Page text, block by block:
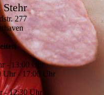
Stehr
277
- 13:00 Uhr
Uhr
- 12:30 Uhr